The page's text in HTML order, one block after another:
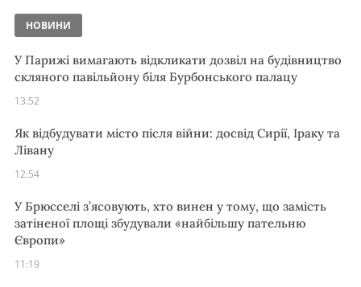
НОВИНИ
У Парижі вимагають відкликати дозвіл на будівництво
скляного павільйону біля Бурбонського палацу
13:52
Як відбудувати місто після війни: досвід Сирії, Іраку та
Лівану
12:54
У Брюсселі з’ясовують, хто винен у тому, що замість
затіненої площі збудували «найбільшу пательню
Європи»
11:19